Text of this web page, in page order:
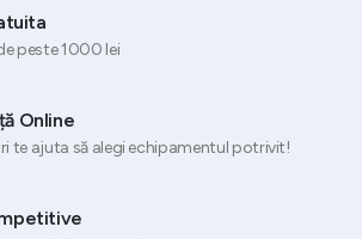
peste 1000 lei
Online
te ajuta să alegi echipamentul potrivit!